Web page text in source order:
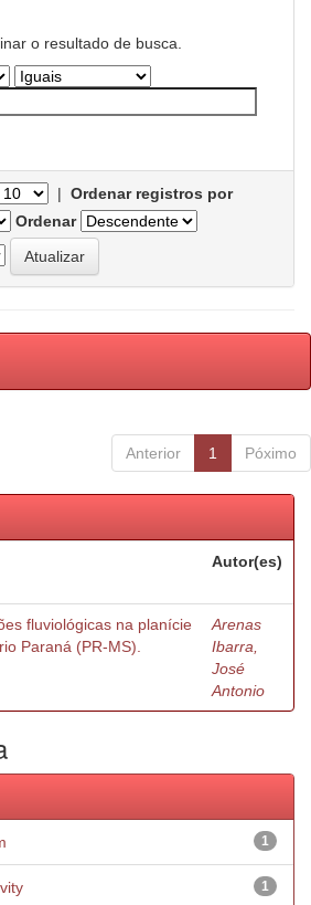
o resultado de busca.
| Ordenar registros por
Ordenar
Anterior 1 Póximo
Autor(es)
fluviológicas na planície
Paraná (PR-MS).
Arenas
Ibarra,
José
Antonio
1
1